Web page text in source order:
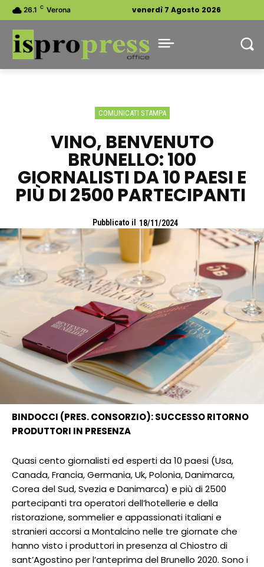
26.1 C Verona venerdì 7 Agosto 2026
COMUNICATI STAMPA
VINO, BENVENUTO
BRUNELLO: 100
GIORNALISTI DA 10 PAESI E
PIÙ DI 2500 PARTECIPANTI
Pubblicato il 18/11/2024
BINDOCCI (PRES. CONSORZIO): SUCCESSO RITORNO
PRODUTTORI IN PRESENZA
Quasi cento giornalisti ed esperti da 10 paesi (Usa,
Canada, Francia, Germania, Uk, Polonia, Danimarca,
Corea del Sud, Svezia e Danimarca) e più di 2500
partecipanti tra operatori dell’hotellerie e della
ristorazione, sommelier e appassionati italiani e
stranieri accorsi a Montalcino nelle tre giornate che
hanno visto i produttori in presenza al Chiostro di
sant’Agostino per l’anteprima del Brunello 2020. Sono i